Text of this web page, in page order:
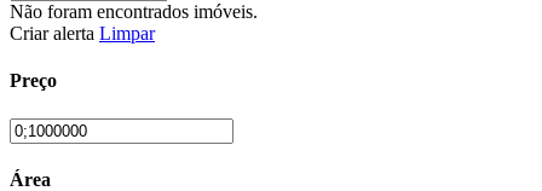
Não foram encontrados imóveis.
Criar alerta Limpar
Preço
Área